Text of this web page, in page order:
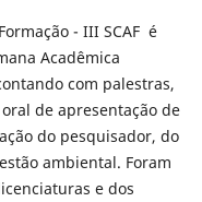
- III SCAF é
Acadêmica
com palestras,
de apresentação de
do pesquisador, do
ambiental. Foram
e dos